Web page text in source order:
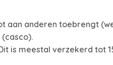
aan anderen toebrengt
is meestal verzekerd tot